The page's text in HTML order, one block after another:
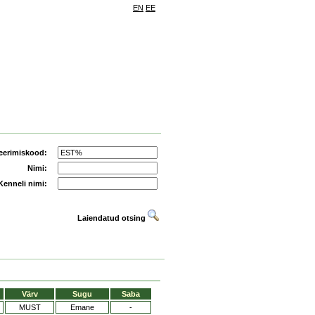
EN EE
Nimi:
nimi:
Laiendatud otsing
Värv Sugu
Saba
MUST Emane -